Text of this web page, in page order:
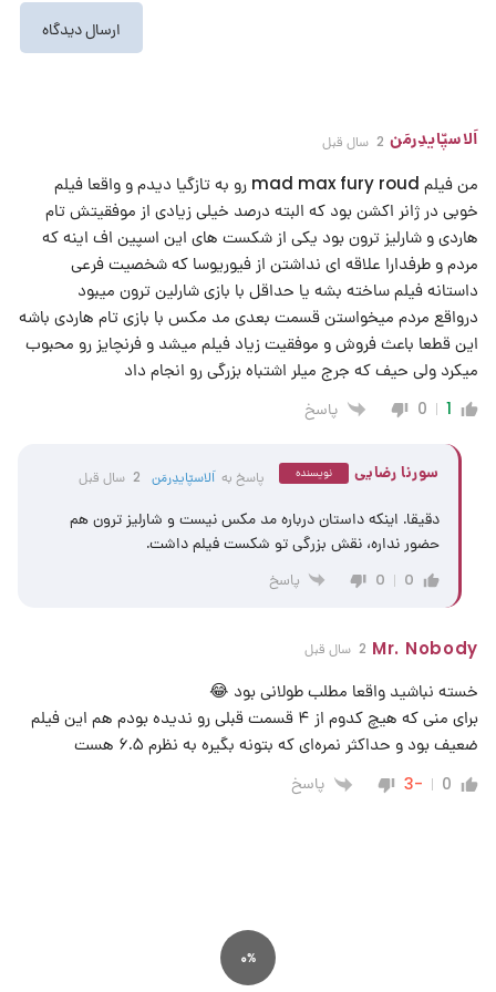
0%
اَلاسپّایدِرمَن 2 سال قبل
من فیلم mad max fury roud رو به تازگیا دیدم و واقعا فیلم
خوبی در ژانر اکشن بود که البته درصد خیلی زیادی از موفقیتش تام
هاردی و شارلیز ترون بود یکی از شکست های این اسپین اف اینه که
مردم و طرفدارا علاقه ای نداشتن از فیوریوسا که شخصیت فرعی
داستانه فیلم ساخته بشه یا حداقل با بازی شارلین ترون میبود
درواقع مردم میخواستن قسمت بعدی مد مکس با بازی تام هاردی باشه
این قطعا باعث فروش و موفقیت زیاد فیلم میشد و فرنچایز رو محبوب
میکرد ولی حیف که جرج میلر اشتباه بزرگی رو انجام داد
1
0 پاسخ
سورنا رضایی نویسنده پاسخ بهاَلاسپّایدِرمَن 2 سال قبل
دقیقا. اینکه داستان درباره مد مکس نیست و شارلیز ترون هم
حضور نداره، نقش بزرگی تو شکست فیلم داشت.
0
0 پاسخ
Mr. Nobody 2 سال قبل
خسته نباشید واقعا مطلب طولانی بود 😂
برای منی که هیچ کدوم از ۴ قسمت قبلی رو ندیده بودم هم این فیلم
ضعیف بود و حداکثر نمره‌ای که بتونه بگیره به نظرم ۶.۵ هست
0
-3 پاسخ